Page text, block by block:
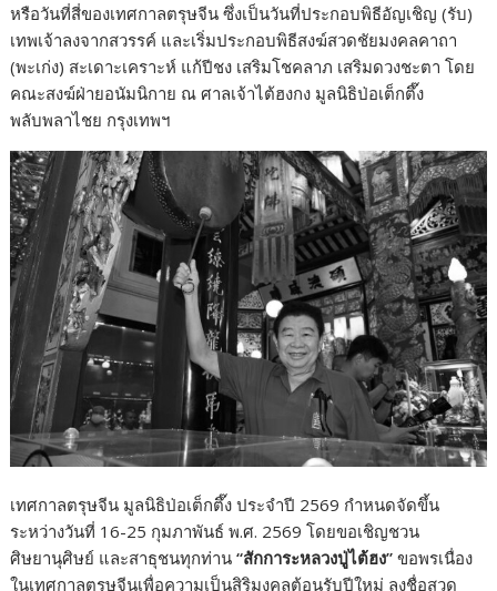
หรือวันที่สี่ของเทศกาลตรุษจีน ซึ่งเป็นวันที่ประกอบพิธีอัญเชิญ (รับ)
เทพเจ้าลงจากสวรรค์ และเริ่มประกอบพิธีสงฆ์สวดชัยมงคลคาถา
(พะเก่ง) สะเดาะเคราะห์ แก้ปีชง เสริมโชคลาภ เสริมดวงชะตา โดย
คณะสงฆ์ฝ่ายอนัมนิกาย ณ ศาลเจ้าไต้ฮงกง มูลนิธิป่อเต็กตึ๊ง
พลับพลาไชย กรุงเทพฯ
เทศกาลตรุษจีน มูลนิธิป่อเต็กตึ๊ง ประจำปี 2569 กำหนดจัดขึ้น
ระหว่างวันที่ 16-25 กุมภาพันธ์ พ.ศ. 2569 โดยขอเชิญชวน
ศิษยานุศิษย์ และสาธุชนทุกท่าน“สักการะหลวงปู่ไต้ฮง” ขอพรเนื่อง
ในเทศกาลตรุษจีนเพื่อความเป็นสิริมงคลต้อนรับปีใหม่ ลงชื่อสวด